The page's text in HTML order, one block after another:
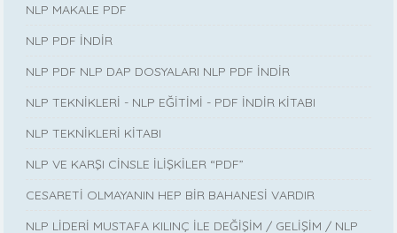
NLP MAKALE PDF
NLP PDF İNDİR
NLP PDF NLP DAP DOSYALARI NLP PDF İNDİR
NLP TEKNİKLERİ - NLP EĞİTİMİ - PDF İNDİR KİTABI
NLP TEKNİKLERİ KİTABI
NLP VE KARŞI CİNSLE İLİŞKİLER “PDF”
CESARETİ OLMAYANIN HEP BİR BAHANESİ VARDIR
NLP LİDERİ MUSTAFA KILINÇ İLE DEĞİŞİM / GELİŞİM / NLP